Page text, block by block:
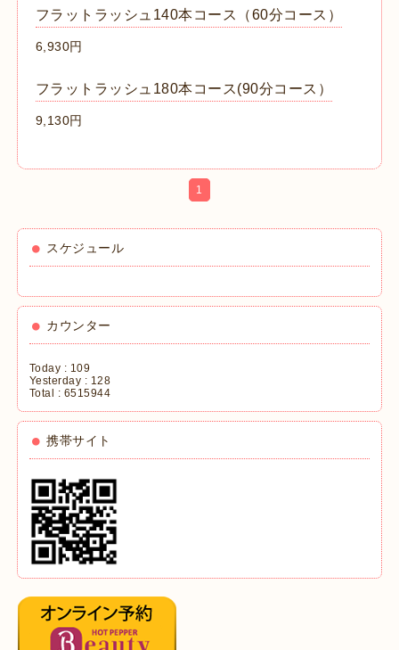
フラットラッシュ140本コース（60分コース）
6,930円
フラットラッシュ180本コース(90分コース）
9,130円
1
スケジュール
カウンター
Today : 109
Yesterday : 128
Total : 6515944
携帯サイト